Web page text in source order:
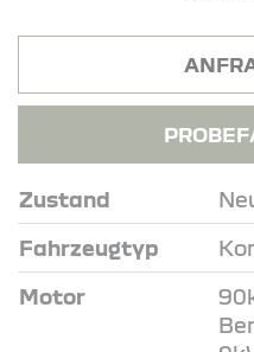
Zustand
Fahrzeugtyp
Motor